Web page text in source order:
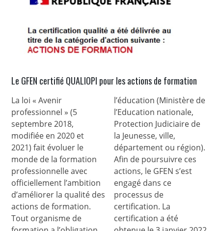
Le GFEN certifié QUALIOPI pour les actions de formation
La loi « Avenir
professionnel » (5
septembre 2018,
modifiée en 2020 et
2021) fait évoluer le
monde de la formation
professionnelle avec
officiellement l’ambition
d’améliorer la qualité des
actions de formation.
Tout organisme de
l’éducation (Ministère de
l’Education nationale,
Protection Judiciaire de
la Jeunesse, ville,
département ou région).
Afin de poursuivre ces
actions, le GFEN s’est
engagé dans ce
processus de
certification. La
certification a été